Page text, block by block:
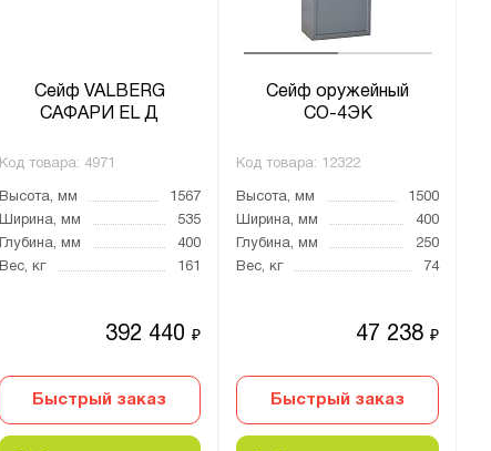
Сейф VALBERG
САФАРИ EL Д
Код товара: 4971
Высота, мм
1567
Ширина, мм
535
Глубина, мм
400
Вес, кг
161
392 440₽
Быстрый заказ
Сейф оружейный
СО-4ЭК
Код товара: 12322
Высота, мм
1500
Ширина, мм
400
Глубина, мм
250
Вес, кг
74
47 238 ₽
Быстрый заказ